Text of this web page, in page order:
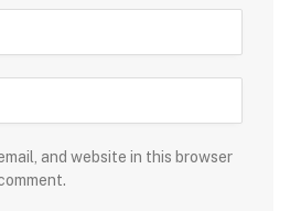
and website in this browser